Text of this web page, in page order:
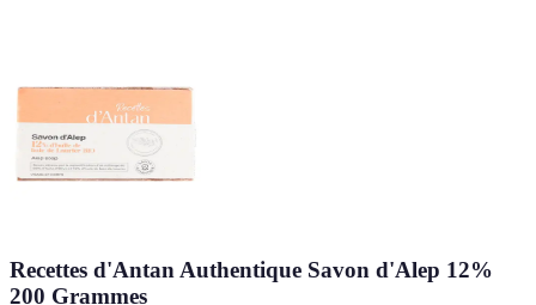
Recettes d'Antan Authentique Savon d'Alep 12%
200 Grammes